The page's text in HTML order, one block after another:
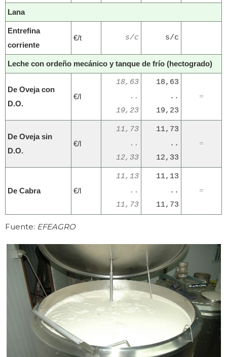
Lana
Entrefina
corriente
€/t s/c s/c
Leche con ordeño mecánico y tanque de frío (hectogrado)
De Oveja con
D.O.
€/l
18,63
..
19,23
18,63
..
19,23
=
De Oveja sin
D.O.
€/l
11,73
..
12,33
11,73
..
12,33
=
De Cabra €/l
11,13
..
11,73
11,13
..
11,73
=
Fuente: EFEAGRO